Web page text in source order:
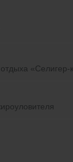
«Селигер-